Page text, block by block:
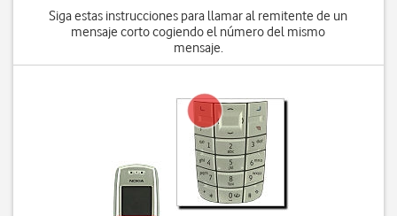
Siga estas instrucciones para llamar al remitente de un
mensaje corto cogiendo el número del mismo
mensaje.